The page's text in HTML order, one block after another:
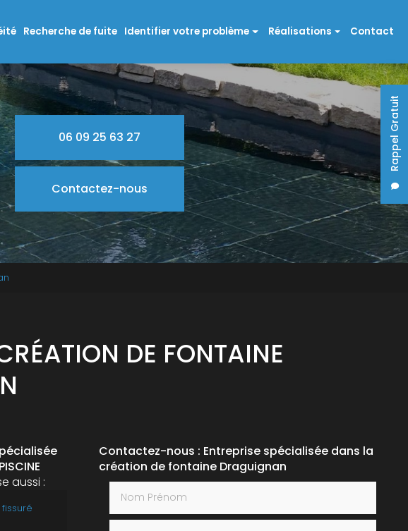
Rappel Gratuit
Recherche de fuite Identifier votre problème
Problème Polyester
Problème Carrelage
Problème Enduit
Problème structure
Problème Liner
Problème pièces à sceller
Réalisations
Rénovation polyester
Couleurs de revêtement et
Options
Contact
06 09 25 63 27
Contactez-nous
DE FONTAINE
aussi :
Contactez-nous : Entreprise spécialisée dans la
création de fontaine Draguignan